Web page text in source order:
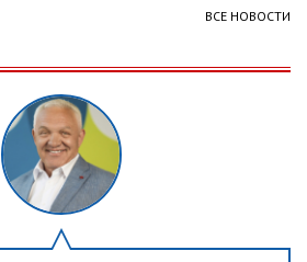
ВСЕ НОВОСТИ